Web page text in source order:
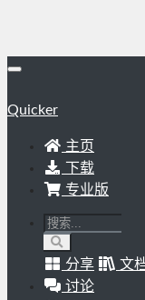
Quicker
主页
下载
专业版
分享
文
讨论